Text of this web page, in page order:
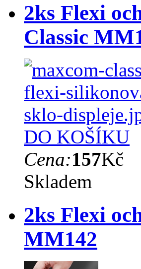
2ks Flexi
Classic
DO KOŠÍKU
Cena:157Kč
Skladem
2ks Flexi
MM142